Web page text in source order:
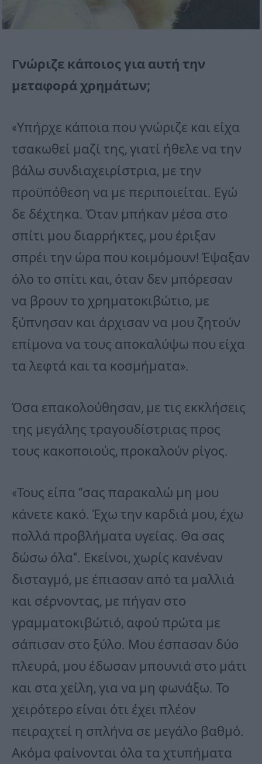
Γνώριζε κάποιος για αυτή την
μεταφορά χρημάτων;
«Υπήρχε κάποια που γνώριζε και είχα
τσακωθεί μαζί της, γιατί ήθελε να την
βάλω συνδιαχειρίστρια, με την
προϋπόθεση να με περιποιείται. Εγώ
δε δέχτηκα. Όταν μπήκαν μέσα στο
σπίτι μου διαρρήκτες, μου έριξαν
σπρέι την ώρα που κοιμόμουν! Έψαξαν
όλο το σπίτι και, όταν δεν μπόρεσαν
να βρουν το χρηματοκιβώτιο, με
ξύπνησαν και άρχισαν να μου ζητούν
επίμονα να τους αποκαλύψω που είχα
τα λεφτά και τα κοσμήματα».
Όσα επακολούθησαν, με τις εκκλήσεις
της μεγάλης τραγουδίστριας προς
τους κακοποιούς, προκαλούν ρίγος.
«Τους είπα “σας παρακαλώ μη μου
κάνετε κακό. Έχω την καρδιά μου, έχω
πολλά προβλήματα υγείας. Θα σας
δώσω όλα”. Εκείνοι, χωρίς κανέναν
δισταγμό, με έπιασαν από τα μαλλιά
και σέρνοντας, με πήγαν στο
γραμματοκιβώτιό, αφού πρώτα με
σάπισαν στο ξύλο. Μου έσπασαν δύο
πλευρά, μου έδωσαν μπουνιά στο μάτι
και στα χείλη, για να μη φωνάξω. Το
χειρότερο είναι ότι έχει πλέον
πειραχτεί η σπλήνα σε μεγάλο βαθμό.
Ακόμα φαίνονται όλα τα χτυπήματα